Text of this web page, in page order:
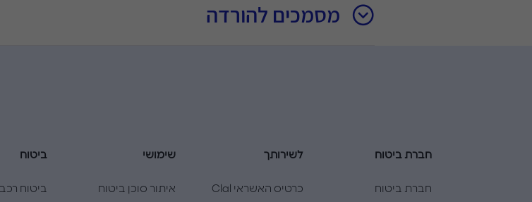
מסמכים להורדה
חברת ביטוח
חברת ביטוח
לשירותך
כרטיס האשראי Clal
שימושי
איתור סוכן ביטוח
ביטוח
ביטוח רכב